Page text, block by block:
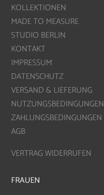
KOLLEKTIONEN
MADE TO MEASURE
STUDIO BERLIN
KONTAKT
IMPRESSUM
DATENSCHUTZ
VERSAND & LIEFERUNG
NUTZUNGSBEDINGUNGEN
ZAHLUNGSBEDINGUNGEN
AGB
VERTRAG WIDERRUFEN
FRAUEN